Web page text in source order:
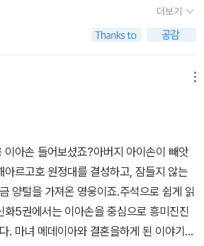
는 짧은 영상과 게임에 중독된 아이들에게
치는 에피소드다.아르고호를 타고 황금양
길엔 크고 작은 고난이 기다렸다.무언가 이
인내와 노력이 필요한지, 아이들과 이야기
이야기였다.영웅 이야기 좋아할 남학생들
에피소드가 가득한 5권이었다.📚인간이
유혹에 흔들렸으며, 사랑에 미혹되었다. 또
비겁한 방법으로 신의 노여움을 한몸에 받
축복을 받을 때와 미움을 받을 때,인간사가
한눈에 살펴볼 수 있는 이아손의 일대기.영
의 끝은 어떻게 될 것인가?🙋 그리스로마
에게🙋 그리스로마 신화를 좋아하는 아이
기 <이아손과 황금 양털>이올코스의 왕 펠
과 권모술수가 뛰어
손은 성품이 온화해서인지 동생과 왕위를
좌를 넘겨준다.하지만 아들을 낳으면 펠리
려워 한다. 아들 이아손이 태어나자 펠리
게 맡긴다. 케이론의 가르침을 받고 잘 자
출생의 비밀을 듣고 이올코스로 돌아간다
신한 헤라를 돕고 여신의 축복을 받게된
아손은 펠리아스를 만나고 자신의 왕좌를
찾아 그 자격을 인정 받겠다고 한다.그렇게
위해 50여명의 영웅들과 아르고호를 타고
으로 쉽게 읽는 고정욱 그리스로마 신화》
더보기
이아손 들어보셨죠?아버지 아이손이 빼앗
아르고호 원정대를 결성하고, 잠들지 않는
양털을 가져온 영웅이죠.주석으로 쉽게 읽
화5권에서는 이아손을 중심으로 흥미진진
. 마녀 메데이아와 결혼을하게 된 이야기부